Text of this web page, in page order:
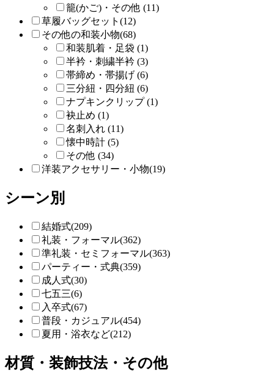
籠(かご)・その他 (11)
草履バッグセット(12)
その他の和装小物(68)
和装肌着・足袋 (1)
半衿・刺繍半衿 (3)
帯締め・帯揚げ (6)
三分紐・四分紐 (6)
ナプキンクリップ (1)
袂止め (1)
名刺入れ (11)
懐中時計 (5)
その他 (34)
洋装アクセサリー・小物(19)
シーン別
結婚式(209)
礼装・フォーマル(362)
準礼装・セミフォーマル(363)
パーティー・式典(359)
成人式(30)
七五三(6)
入卒式(67)
普段・カジュアル(454)
夏用・浴衣など(212)
材質・装飾技法・その他